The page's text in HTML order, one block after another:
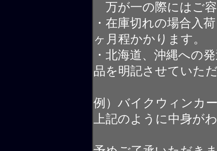
万が一の際にはご
・在庫切れの場合入
ヶ月程かかります。
・北海道、沖縄への
品を明記させていた
例）バイクウィンカ
上記のように中身が